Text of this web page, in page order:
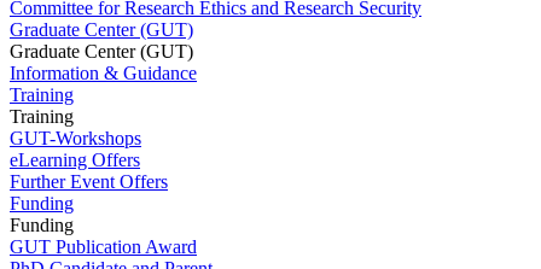
Committee for Research Ethics and Research Security
Graduate Center (GUT)
Graduate Center (GUT)
Information & Guidance
Training
Training
GUT-Workshops
eLearning Offers
Further Event Offers
Funding
Funding
GUT Publication Award